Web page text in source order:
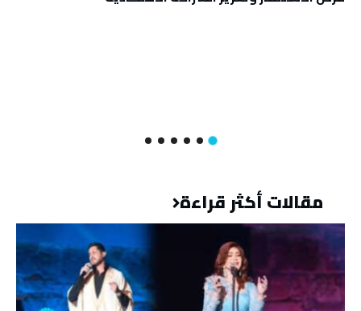
مقالات أكثر قراءة